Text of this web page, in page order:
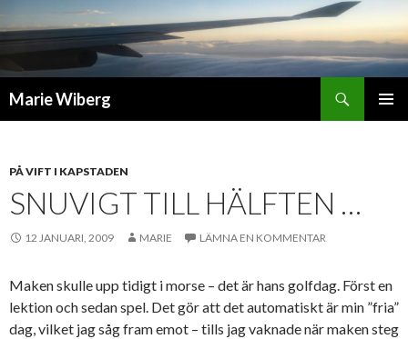
Marie Wiberg
PÅ VIFT I KAPSTADEN
SNUVIGT TILL HÄLFTEN …
12 JANUARI, 2009 MARIE LÄMNA EN KOMMENTAR
Maken skulle upp tidigt i morse – det är hans golfdag. Först en
lektion och sedan spel. Det gör att det automatiskt är min ”fria”
dag, vilket jag såg fram emot – tills jag vaknade när maken steg